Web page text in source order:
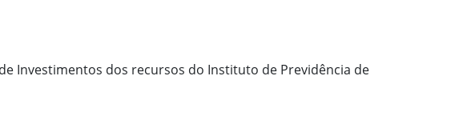
Investimentos dos recursos do Instituto de Previdência de